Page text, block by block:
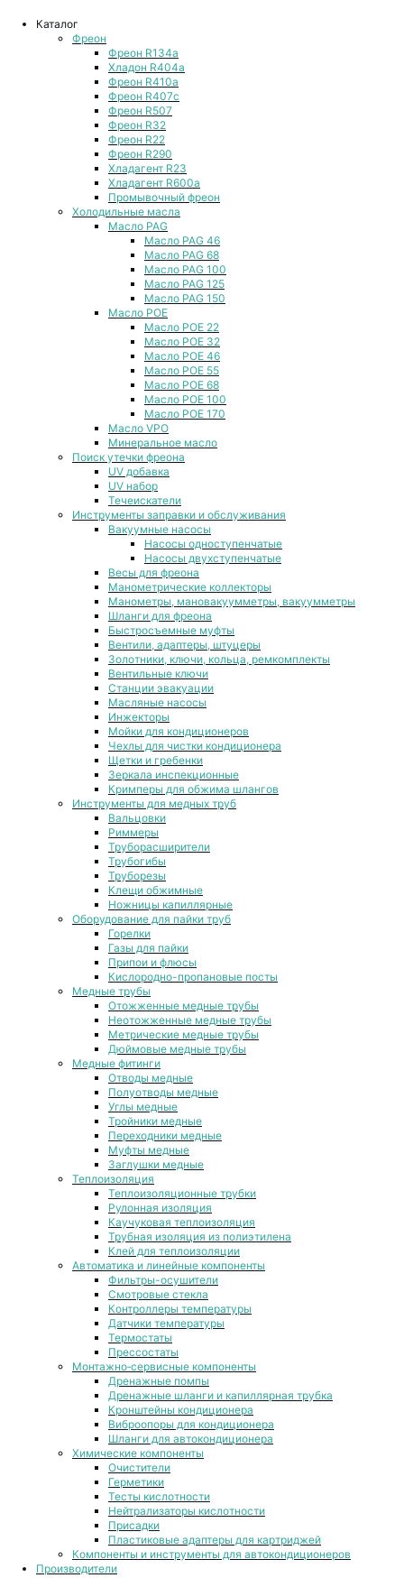
Каталог
Фреон
Фреон R134a
Хладон R404a
Фреон R410a
Фреон R407с
Фреон R507
Фреон R32
Фреон R22
Фреон R290
Хладагент R23
Хладагент R600a
Промывочный фреон
Холодильные масла
Масло PAG
Масло PAG 46
Масло PAG 68
Масло PAG 100
Масло PAG 125
Масло PAG 150
Масло POE
Масло POE 22
Масло POE 32
Масло POE 46
Масло POE 55
Масло POE 68
Масло POE 100
Масло POE 170
Масло VPO
Минеральное масло
Поиск утечки фреона
UV добавка
UV набор
Течеискатели
Инструменты заправки и обслуживания
Вакуумные насосы
Насосы одноступенчатые
Насосы двухступенчатые
Весы для фреона
Манометрические коллекторы
Манометры, мановакуумметры, вакуумметры
Шланги для фреона
Быстросъемные муфты
Вентили, адаптеры, штуцеры
Золотники, ключи, кольца, ремкомплекты
Вентильные ключи
Станции эвакуации
Масляные насосы
Инжекторы
Мойки для кондиционеров
Чехлы для чистки кондиционера
Щетки и гребенки
Зеркала инспекционные
Кримперы для обжима шлангов
Инструменты для медных труб
Вальцовки
Риммеры
Труборасширители
Трубогибы
Труборезы
Клещи обжимные
Ножницы капиллярные
Оборудование для пайки труб
Горелки
Газы для пайки
Припои и флюсы
Кислородно-пропановые посты
Медные трубы
Отожженные медные трубы
Неотожженные медные трубы
Метрические медные трубы
Дюймовые медные трубы
Медные фитинги
Отводы медные
Полуотводы медные
Углы медные
Тройники медные
Переходники медные
Муфты медные
Заглушки медные
Теплоизоляция
Теплоизоляционные трубки
Рулонная изоляция
Каучуковая теплоизоляция
Трубная изоляция из полиэтилена
Клей для теплоизоляции
Автоматика и линейные компоненты
Фильтры-осушители
Смотровые стекла
Контроллеры температуры
Датчики температуры
Термостаты
Прессостаты
Монтажно‑сервисные компоненты
Дренажные помпы
Дренажные шланги и капиллярная трубка
Кронштейны кондиционера
Виброопоры для кондиционера
Шланги для автокондиционера
Химические компоненты
Очистители
Герметики
Тесты кислотности
Нейтрализаторы кислотности
Присадки
Пластиковые адаптеры для картриджей
Компоненты и инструменты для автокондиционеров
Производители